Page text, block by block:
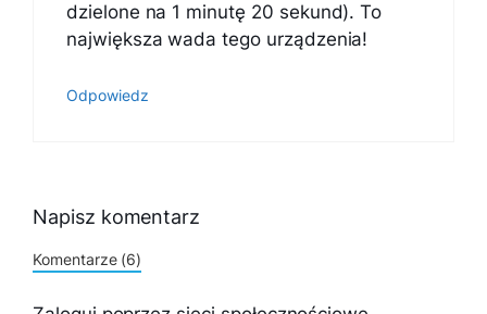
dzielone na 1 minutę 20 sekund). To
największa wada tego urządzenia!
Odpowiedz
Napisz komentarz
Komentarze (6)